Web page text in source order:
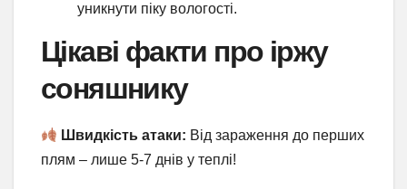
уникнути піку вологості.
Цікаві факти про іржу
соняшнику
Швидкість атаки: Від зараження до перших
плям – лише 5-7 днів у теплі!